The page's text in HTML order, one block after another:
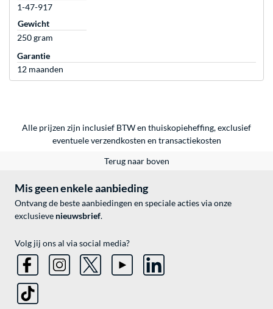
1-47-917
Gewicht
250 gram
Garantie
12 maanden
Alle prijzen zijn inclusief BTW en thuiskopieheffing, exclusief
eventueleverzendkosten en transactiekosten
Terug naar boven
Mis geen enkele aanbieding
Ontvang de beste aanbiedingen en speciale acties via onze
exclusieve nieuwsbrief.
Volg jij ons al via social media?